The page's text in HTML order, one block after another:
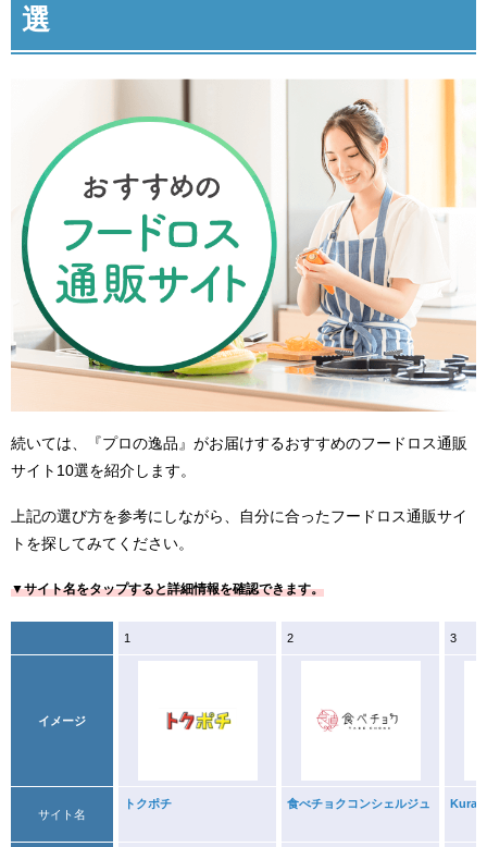
選
続いては、『プロの逸品』がお届けするおすすめのフードロス通販
サイト10選を紹介します。
上記の選び方を参考にしながら、自分に合ったフードロス通販サイ
トを探してみてください。
▼サイト名をタップすると詳細情報を確認できます。
1 2 3
イメージ
サイト名
トクポチ 食べチョクコンシェルジュ